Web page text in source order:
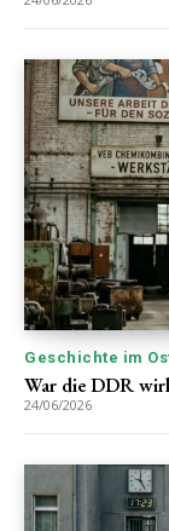
Geschichte im
War die DDR
24/06/2026